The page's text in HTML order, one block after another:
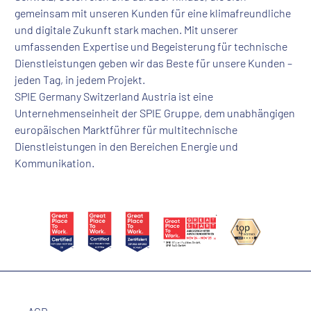
gemeinsam mit unseren Kunden für eine klimafreundliche
und digitale Zukunft stark machen. Mit unserer
umfassenden Expertise und Begeisterung für technische
Dienstleistungen geben wir das Beste für unsere Kunden –
jeden Tag, in jedem Projekt.
SPIE Germany Switzerland Austria ist eine
Unternehmenseinheit der SPIE Gruppe, dem unabhängigen
europäischen Marktführer für multitechnische
Dienstleistungen in den Bereichen Energie und
Kommunikation.